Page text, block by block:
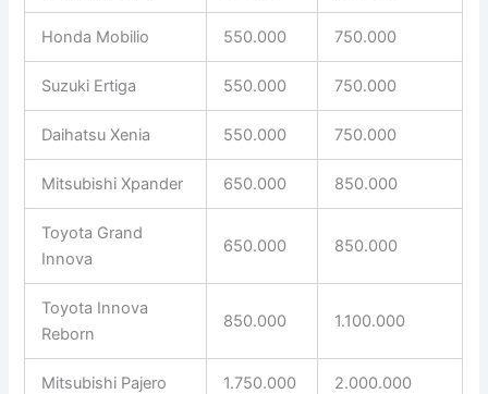
Honda Mobilio 550.000 750.000
Suzuki Ertiga 550.000 750.000
Daihatsu Xenia 550.000 750.000
Mitsubishi Xpander 650.000 850.000
Toyota Grand
Innova
650.000 850.000
Toyota Innova
Reborn
850.000 1.100.000
Mitsubishi Pajero 1.750.000 2.000.000